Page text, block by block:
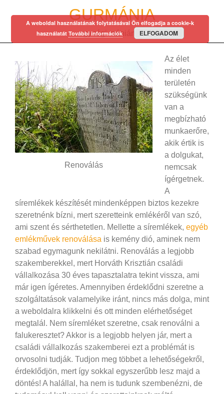
GURMÁNIA
egy régi mániám…
Renoválás
Az élet
minden
területén
szükségünk
van a
megbízható
munkaerőre,
akik értik is
a dolgukat,
nemcsak
ígérgetnek.
A
síremlékek készítését mindenképpen biztos kezekre
szeretnénk bízni, mert szeretteink emlékéről van szó,
ami szent és sérthetetlen. Mellette a síremlékek, egyéb
emlékművek renoválása is kemény dió, aminek nem
szabad egymagunk nekilátni. Renoválás a legjobb
szakemberekkel, mert Horváth Krisztián családi
vállalkozása 30 éves tapasztalatra tekint vissza, ami
már igen ígéretes. Amennyiben érdeklődni szeretne a
szolgáltatások valamelyike iránt, nincs más dolga, mint
a weboldalra klikkelni és ott minden elérhetőséget
megtalál. Nem síremléket szeretne, csak renoválni a
falukeresztet? Akkor is a legjobb helyen jár, mert a
családi vállalkozás szakemberei ezt a problémát is
orvosolni tudják. Tudjon meg többet a lehetőségekről,
érdeklődjön, mert így sokkal egyszerűbb lesz majd a
döntés! A halállal, ha nem is tudunk szembenézni, de
A weboldal használatának folytatásával Ön elfogadja a cookie-k
használatát További információk ELFOGADOM